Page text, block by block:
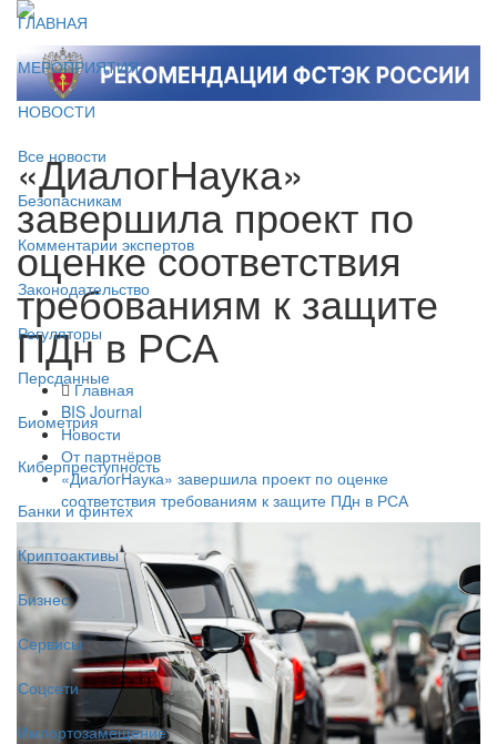
ГЛАВНАЯ
МЕРОПРИЯТИЯ
НОВОСТИ
Все новости
Безопасникам
Комментарии экспертов
Законодательство
Регуляторы
Персданные
Биометрия
Киберпреступность
Банки и финтех
Криптоактивы
Бизнес
Сервисы
Соцсети
Импортозамещение
«ДиалогНаука»
завершила проект по
оценке соответствия
требованиям к защите
ПДн в РСА
Главная
BIS Journal
Новости
От партнёров
«ДиалогНаука» завершила проект по оценке
соответствия требованиям к защите ПДн в РСА